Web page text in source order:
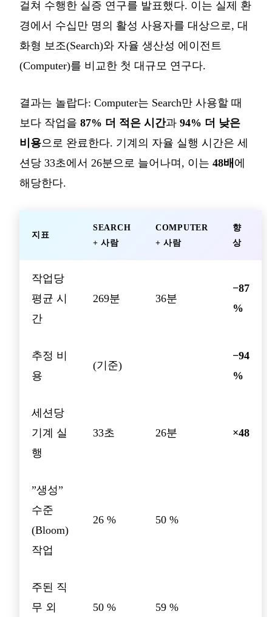
걸쳐 수행한 실증 연구를 발표했다. 이는 실제 환
경에서 수십만 명의 활성 사용자를 대상으로, 대
화형 보조(Search)와 자율 생산성 에이전트
(Computer)를 비교한 첫 대규모 연구다.
결과는 놀랍다: Computer는 Search만 사용할 때
보다 작업을 87% 더 적은 시간과 94% 더 낮은
비용으로 완료한다. 기계의 자율 실행 시간은 세
션당 33초에서 26분으로 늘어나며, 이는 48배 에
해당한다.
지표
SEARCH
+ 사람
COMPUTER
+ 사람
향
상
작업당
평균 시
간
269분 36분
−87
%
추정 비
용
(기준)
−94
%
세션당
기계 실
행
33초 26분 ×48
”생성”
수준
(Bloom)
작업
26 % 50 %
주된 직
무 외
50 % 59 %